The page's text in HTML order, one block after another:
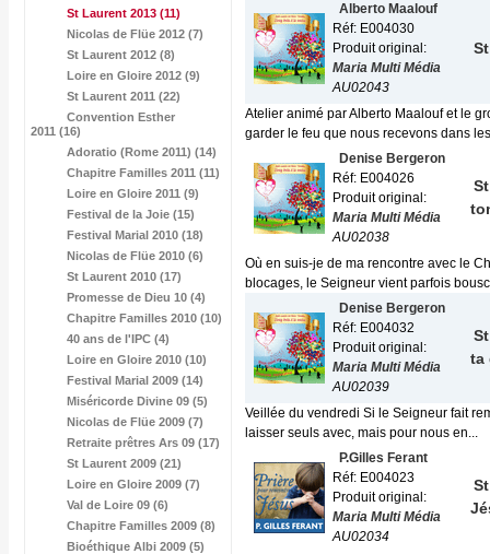
St Laurent 2013 (11)
Nicolas de Flüe 2012 (7)
St Laurent 2012 (8)
Loire en Gloire 2012 (9)
St Laurent 2011 (22)
Convention Esther
2011 (16)
Adoratio (Rome 2011) (14)
Chapitre Familles 2011 (11)
Loire en Gloire 2011 (9)
Festival de la Joie (15)
Festival Marial 2010 (18)
Nicolas de Flüe 2010 (6)
St Laurent 2010 (17)
Promesse de Dieu 10 (4)
Chapitre Familles 2010 (10)
40 ans de l'IPC (4)
Loire en Gloire 2010 (10)
Festival Marial 2009 (14)
Miséricorde Divine 09 (5)
Nicolas de Flüe 2009 (7)
Retraite prêtres Ars 09 (17)
St Laurent 2009 (21)
Loire en Gloire 2009 (7)
Val de Loire 09 (6)
Chapitre Familles 2009 (8)
Bioéthique Albi 2009 (5)
Alberto Maalouf
Réf: E004030
Produit original:
Maria Multi Média
AU02043
Atelier animé par Alberto Maalouf et le
garder le feu que nous recevons dans
Denise Bergeron
Réf: E004026
Produit original:
Maria Multi Média
AU02038
Où en suis-je de ma rencontre avec le
blocages, le Seigneur vient parfois
Denise Bergeron
Réf: E004032
Produit original:
Maria Multi Média
AU02039
ta
Veillée du vendredi Si le Seigneur fait
laisser seuls avec, mais pour nous en...
P.Gilles Ferant
Réf: E004023
Produit original:
Maria Multi Média
AU02034